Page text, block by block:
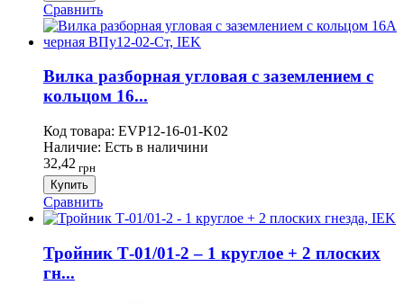
Сравнить
Вилка разборная угловая с заземлением с
кольцом 16...
Код товара: EVP12-16-01-K02
Наличие: Есть в наличини
32,42 грн
Купить
Сравнить
Тройник Т-01/01-2 – 1 круглое + 2 плоских
гн...